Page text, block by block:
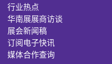
行业热点
华南展展商访谈
展会新闻稿
订阅电子快讯
媒体合作查询